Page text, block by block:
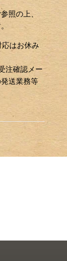
照の上、
はお休み
注確認メー
送業務等